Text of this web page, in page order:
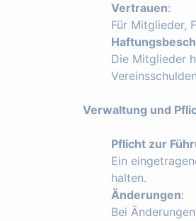
Vertrauen:
Für Mitglieder,
Die Mitglieder
Verwaltung und
Pflicht zur
Ein
halten.
Änderungen:
Bei